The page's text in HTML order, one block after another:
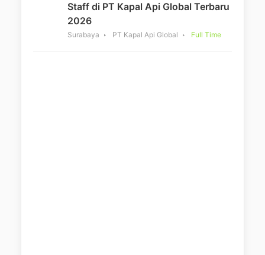
Staff di PT Kapal Api Global Terbaru
2026
Surabaya PT Kapal Api Global Full Time